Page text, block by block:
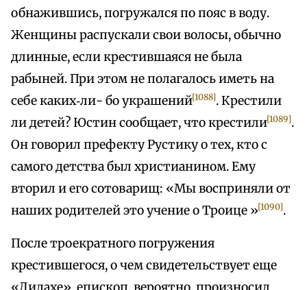
обнажившись, погружался по пояс в воду.
Женщины распускали свои волосы, обычно
длинные, если крестившаяся не была
рабыней. При этом не полагалось иметь на
себе каких‑ли- бо украшений[1088]. Крестили
ли детей? Юстин сообщает, что крестили[1089].
Он говорил префекту Рустику о тех, кто с
самого детства был христианином. Ему
вторил и его сотоварищ: «Мы восприняли от
наших родителей это учение о Троице »[1090].
После троекратного погружения
крестившегося, о чем свидетельствует еще